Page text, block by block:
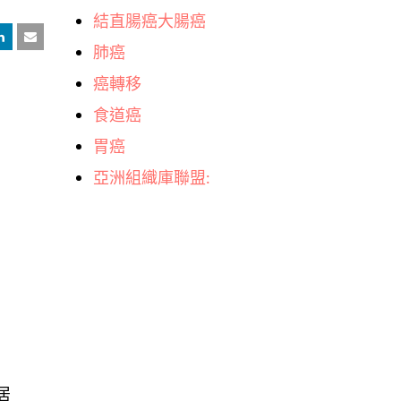
結直腸癌大腸癌
肺癌
癌轉移
食道癌
胃癌
亞洲組織庫聯盟: